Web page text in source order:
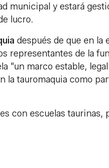
municipal y estará
lucro.
después de que en la
representantes de la
"un marco estable,
la tauromaquia como
con escuelas